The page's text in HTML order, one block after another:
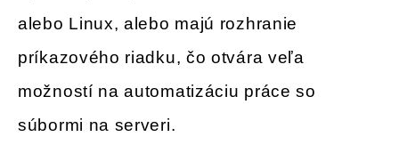
alebo Linux, alebo majú rozhranie
príkazového riadku, čo otvára veľa
možností na automatizáciu práce so
súbormi na serveri.